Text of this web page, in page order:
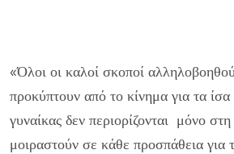
«Όλοι οι καλοί σκοποί
προκύπτουν από το κίνημα για τα ίσα
γυναίκας δεν περιορίζονται μόνο
μοιραστούν σε κάθε προσπάθεια για